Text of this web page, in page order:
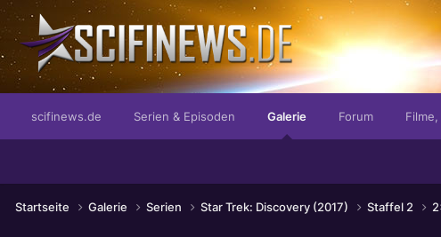
scifinews.de Serien & Episoden Galerie Forum
Startseite Galerie Serien Star Trek: Discovery (2017) Staffel 2